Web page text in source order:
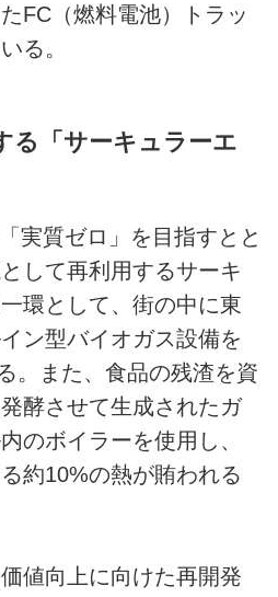
FC（燃料電池）トラッ
る。
る「サーキュラーエ
実質ゼロ」を目指すとと
して再利用するサーキ
環として、街の中に東
ン型バイオガス設備を
。また、食品の残渣を資
酵させて生成されたガ
のボイラーを使用し、
約10%の熱が賄われる
値向上に向けた再開発